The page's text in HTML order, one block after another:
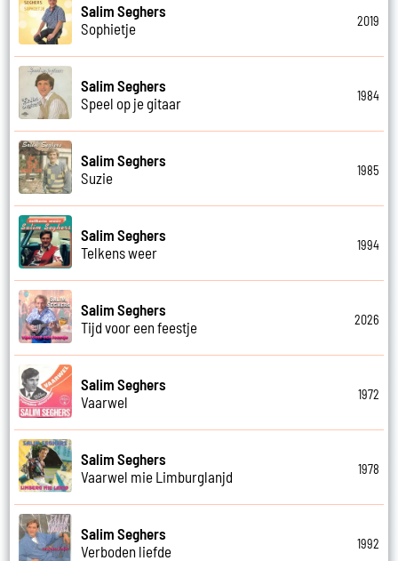
Salim Seghers
Sophietje
2019
Salim Seghers
Speel op je gitaar
1984
Salim Seghers
Suzie
1985
Salim Seghers
Telkens weer
1994
Salim Seghers
Tijd voor een feestje
2026
Salim Seghers
Vaarwel
1972
Salim Seghers
Vaarwel mie Limburglanjd
1978
Salim Seghers
Verboden liefde
1992